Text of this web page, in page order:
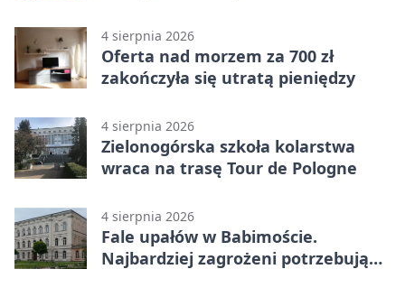
4 sierpnia 2026
Oferta nad morzem za 700 zł
zakończyła się utratą pieniędzy
4 sierpnia 2026
Zielonogórska szkoła kolarstwa
wraca na trasę Tour de Pologne
4 sierpnia 2026
Fale upałów w Babimoście.
Najbardziej zagrożeni potrzebują